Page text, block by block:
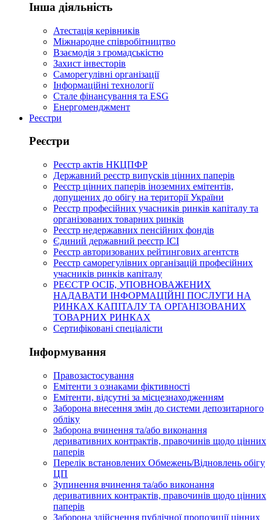
Інша діяльність
Атестація керівників
Міжнародне співробітництво
Взаємодія з громадськістю
Захист інвесторів
Саморегулівні організації
Інформаційні технології
Стале фінансування та ESG
Енергоменджмент
Реєстри
Реєстри
Реєстр актів НКЦПФР
Державний реєстр випусків цінних паперів
Реєстр цінних паперів іноземних емітентів,
допущених до обігу на території України
Реєстр професійних учасників ринків капіталу та
організованих товарних ринків
Реєстр недержавних пенсійних фондів
Єдиний державний реєстр ІСІ
Реєстр авторизованих рейтингових агентств
Реєстр саморегулівних організацій професійних
учасників ринків капіталу
РЕЄСТР ОСІБ, УПОВНОВАЖЕНИХ
НАДАВАТИ ІНФОРМАЦІЙНІ ПОСЛУГИ НА
РИНКАХ КАПІТАЛУ ТА ОРГАНІЗОВАНИХ
ТОВАРНИХ РИНКАХ
Сертифіковані спеціалісти
Інформування
Правозастосування
Емітенти з ознаками фіктивності
Eмітенти, відсутні за місцезнаходженням
Заборона внесення змін до системи депозитарного
обліку
Заборона вчинення та/або виконання
деривативних контрактів, правочинів щодо цінних
паперів
Перелік встановлених Обмежень/Відновлень обігу
ЦП
Зупинення вчинення та/або виконання
деривативних контрактів, правочинів щодо цінних
паперів
Заборона здійснення публічної пропозиції цінних